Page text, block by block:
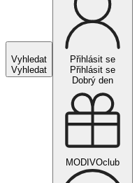
Vyhledat
Vyhledat
Přihlásit se
Přihlásit se
Dobrý den
MODIVOclub